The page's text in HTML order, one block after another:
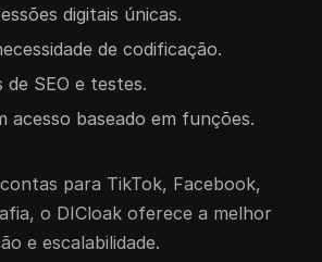
digitais únicas.
de codificação.
SEO e testes.
acesso baseado em funções.
para TikTok, Facebook,
o DICloak oferece a melhor
e escalabilidade.